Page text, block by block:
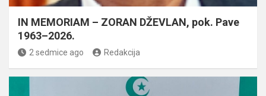
IN MEMORIAM – ZORAN DŽEVLAN, pok. Pave
1963–2026.
2 sedmice ago Redakcija